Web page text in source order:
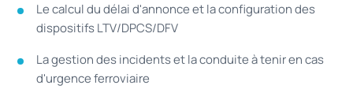
Le calcul du délai d'annonce et la configuration des
dispositifs LTV/DPCS/DFV
La gestion des incidents et la conduite à tenir en cas
d'urgence ferroviaire